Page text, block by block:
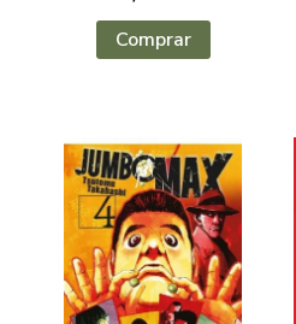
Comprar